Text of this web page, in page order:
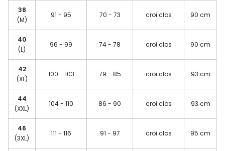
38
(M)
91 - 95 70 - 73 croi clos 90 cm
40
(L)
96 - 99 74 - 78 croi clos 90 cm
42
(XL)
100 - 103 79 - 85 croi clos 93 cm
44
(XXL)
104 - 110 86 - 90 croi clos 93 cm
46
(3XL)
111 - 116 91 - 97 croi clos 95 cm